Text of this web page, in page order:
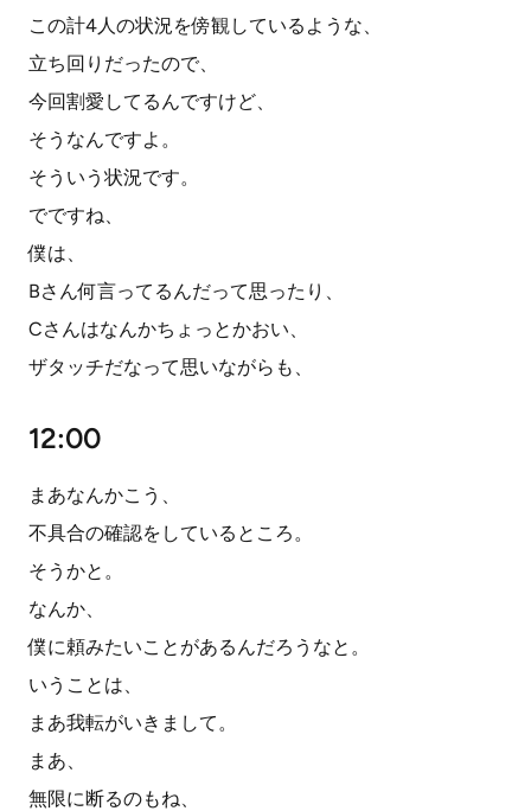
この計4人の状況を傍観しているような、
立ち回りだったので、
今回割愛してるんですけど、
そうなんですよ。
そういう状況です。
でですね、
僕は、
Bさん何言ってるんだって思ったり、
Cさんはなんかちょっとかおい、
ザタッチだなって思いながらも、
12:00
まあなんかこう、
不具合の確認をしているところ。
そうかと。
なんか、
僕に頼みたいことがあるんだろうなと。
いうことは、
まあ我転がいきまして。
まあ、
無限に断るのもね、